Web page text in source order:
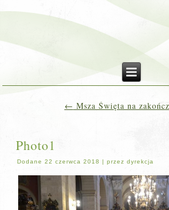
← Msza Święta na
Photo1
Dodane 22 czerwca 2018 |przez dyrekcja